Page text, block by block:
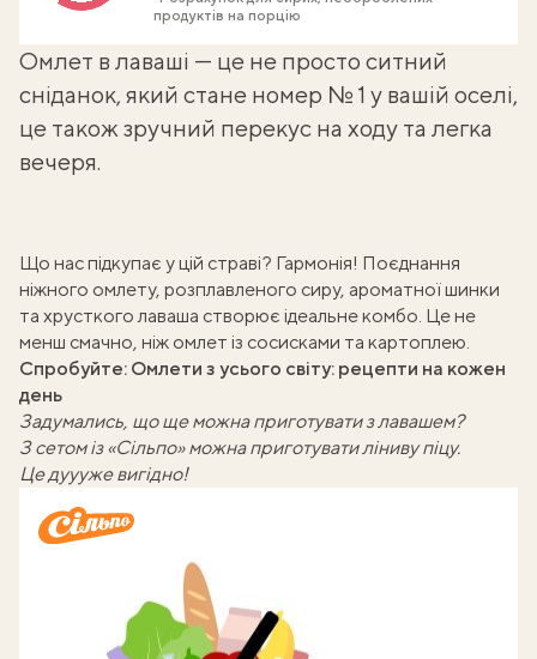
продуктів на порцію
Омлет в лаваші — це не просто ситний
сніданок, який стане номер № 1 у вашій оселі,
це також зручний перекус на ходу та легка
вечеря.
Що нас підкупає у цій страві? Гармонія! Поєднання
ніжного омлету, розплавленого сиру, ароматної шинки
та хрусткого лаваша створює ідеальне комбо. Це не
менш смачно, ніж омлет із сосисками та картоплею.
Спробуйте: Омлети з усього світу: рецепти на кожен
день
Задумались, що ще можна приготувати з лавашем?
З сетом із «Сільпо» можна приготувати ліниву піцу.
Це дуууже вигідно!